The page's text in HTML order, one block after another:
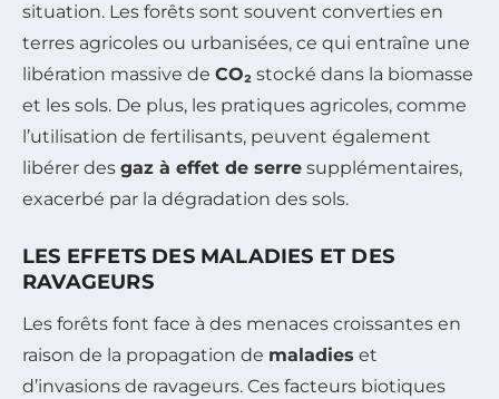
situation. Les forêts sont souvent converties en
terres agricoles ou urbanisées, ce qui entraîne une
libération massive de CO₂ stocké dans la biomasse
et les sols. De plus, les pratiques agricoles, comme
l’utilisation de fertilisants, peuvent également
libérer des gaz à effet de serre supplémentaires,
exacerbé par la dégradation des sols.
LES EFFETS DES MALADIES ET DES
RAVAGEURS
Les forêts font face à des menaces croissantes en
raison de la propagation de maladies et
d’invasions de ravageurs. Ces facteurs biotiques